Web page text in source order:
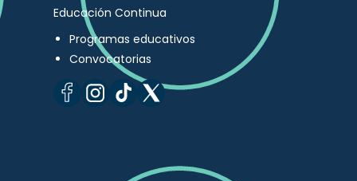
Educación Continua
Programas educativos
Convocatorias